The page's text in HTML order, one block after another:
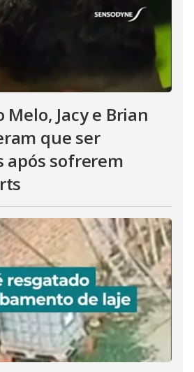
Melo, Jacy e Brian
que ser
sofrerem